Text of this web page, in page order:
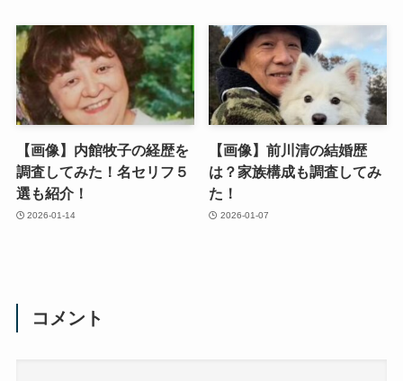
【画像】内館牧子の経歴を
調査してみた！名セリフ５
選も紹介！
2026-01-14
【画像】前川清の結婚歴
は？家族構成も調査してみ
た！
2026-01-07
コメント